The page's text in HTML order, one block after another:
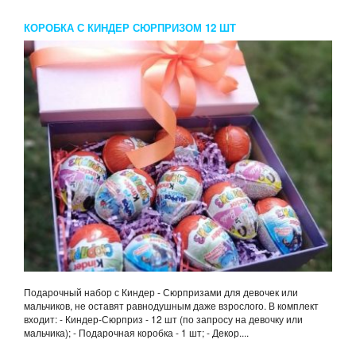
КОРОБКА С КИНДЕР СЮРПРИЗОМ 12 ШТ
Подарочный набор с Киндер - Сюрпризами для девочек или
мальчиков, не оставят равнодушным даже взрослого. В комплект
входит: - Киндер-Сюрприз - 12 шт (по запросу на девочку или
мальчика); - Подарочная коробка - 1 шт; - Декор....